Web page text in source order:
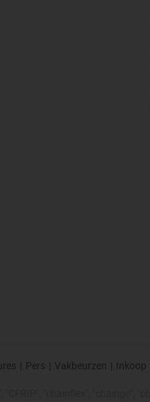
| Pers | Vakbeurzen | Inkoop